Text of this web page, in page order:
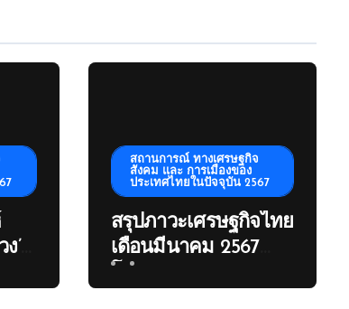
’
สถานการณ์ ทางเศรษฐกิจ
สังคม และ การเมืองของ
ประเทศไทยในปัจจุบัน 2567
สรุปภาวะเศรษฐกิจไทย
เดือนมีนาคม 2567